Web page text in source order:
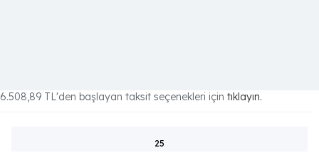
6.508,89 TL'den başlayan taksit seçenekleri için tıklayın.
25